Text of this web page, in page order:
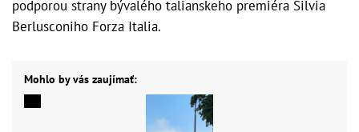
podporou strany bývalého talianskeho premiéra Silvia
Berlusconiho Forza Italia.
Mohlo by vás zaujímať: